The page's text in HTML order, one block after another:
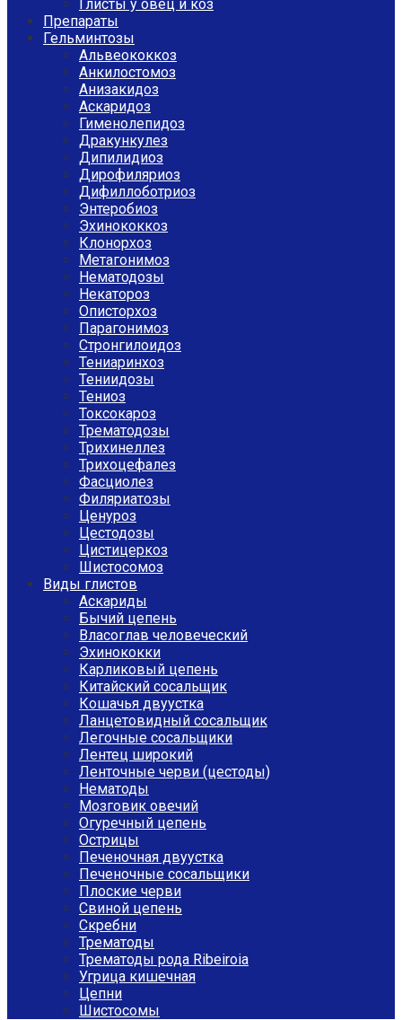
Глисты у овец и коз
Препараты
Гельминтозы
Альвеококкоз
Анкилостомоз
Анизакидоз
Аскаридоз
Гименолепидоз
Дракункулез
Дипилидиоз
Дирофиляриоз
Дифиллоботриоз
Энтеробиоз
Эхинококкоз
Клонорхоз
Метагонимоз
Нематодозы
Некатороз
Описторхоз
Парагонимоз
Стронгилоидоз
Тениаринхоз
Тениидозы
Тениоз
Токсокароз
Трематодозы
Трихинеллез
Трихоцефалез
Фасциолез
Филяриатозы
Ценуроз
Цестодозы
Цистицеркоз
Шистосомоз
Виды глистов
Аскариды
Бычий цепень
Власоглав человеческий
Эхинококки
Карликовый цепень
Китайский сосальщик
Кошачья двуустка
Ланцетовидный сосальщик
Легочные сосальщики
Лентец широкий
Ленточные черви (цестоды)
Нематоды
Мозговик овечий
Огуречный цепень
Острицы
Печеночная двуустка
Печеночные сосальщики
Плоские черви
Свиной цепень
Скребни
Трематоды
Трематоды рода Ribeiroia
Угрица кишечная
Цепни
Шистосомы